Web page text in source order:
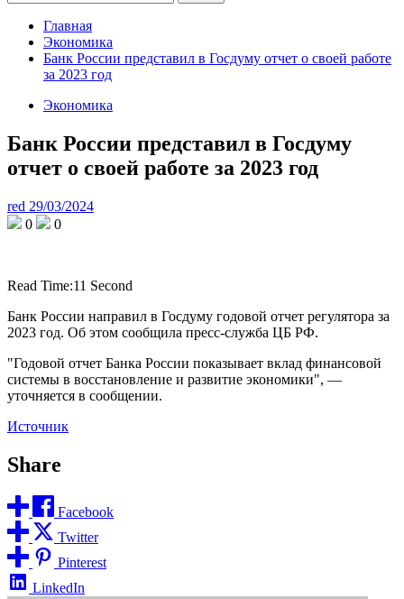
Главная
Экономика
Банк России представил в Госдуму отчет о своей работе
за 2023 год
Экономика
Банк России представил в Госдуму
отчет о своей работе за 2023 год
red 29/03/2024
0
0
Read Time:11 Second
Банк России направил в Госдуму годовой отчет регулятора за
2023 год. Об этом сообщила пресс-служба ЦБ РФ.
"Годовой отчет Банка России показывает вклад финансовой
системы в восстановление и развитие экономики", —
уточняется в сообщении.
Источник
Share
Facebook
Twitter
Pinterest
LinkedIn